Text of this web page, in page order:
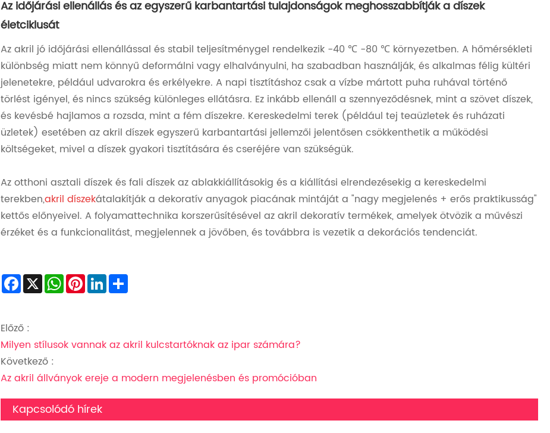
Az időjárási ellenállás és az egyszerű karbantartási tulajdonságok meghosszabbítják a díszek
életciklusát
Az akril jó időjárási ellenállással és stabil teljesítménygel rendelkezik -40 ℃ -80 ℃ környezetben. A hőmérsékleti
különbség miatt nem könnyű deformálni vagy elhalványulni, ha szabadban használják, és alkalmas félig kültéri
jelenetekre, például udvarokra és erkélyekre. A napi tisztításhoz csak a vízbe mártott puha ruhával történő
törlést igényel, és nincs szükség különleges ellátásra. Ez inkább ellenáll a szennyeződésnek, mint a szövet díszek,
és kevésbé hajlamos a rozsda, mint a fém díszekre. Kereskedelmi terek (például tej teaüzletek és ruházati
üzletek) esetében az akril díszek egyszerű karbantartási jellemzői jelentősen csökkenthetik a működési
költségeket, mivel a díszek gyakori tisztítására és cseréjére van szükségük.
Az otthoni asztali díszek és fali díszek az ablakkiállításokig és a kiállítási elrendezésekig a kereskedelmi
terekben,akril díszekátalakítják a dekoratív anyagok piacának mintáját a "nagy megjelenés + erős praktikusság"
kettős előnyeivel. A folyamattechnika korszerűsítésével az akril dekoratív termékek, amelyek ötvözik a művészi
érzéket és a funkcionalitást, megjelennek a jövőben, és továbbra is vezetik a dekorációs tendenciát.
Facebook
X WhatsApp
PinterestLinkedIn
Előző :
Milyen stílusok vannak az akril kulcstartóknak az ipar számára?
Következő :
Az akril állványok ereje a modern megjelenésben és promócióban
Kapcsolódó hírek